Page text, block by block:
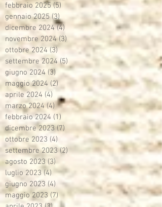
febbraio 2025 (5) 5 post
gennaio 2025 (3)3 post
dicembre 2024 (4)4 post
novembre 2024 (3)3 post
ottobre 2024 (3)3 post
settembre 2024 (5) 5 post
giugno 2024 (3) 3 post
maggio 2024 (2) 2 post
aprile 2024 (4) 4 post
marzo 2024 (4) 4 post
febbraio 2024 (1)
dicembre 2023 (7) 7 post
ottobre 2023 (4) 4 post
settembre 2023 (2)2 post
agosto 2023 (3)
luglio 2023 (4) 4 post
giugno 2023 (4) 4 post
maggio 2023 (7)7 post